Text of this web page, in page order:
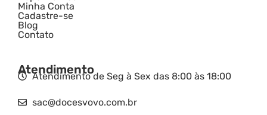
Minha Conta
Cadastre-se
Blog
Contato
Atendimento
Atendimento de Seg à Sex das 8:00 às 18:00
sac@docesvovo.com.br